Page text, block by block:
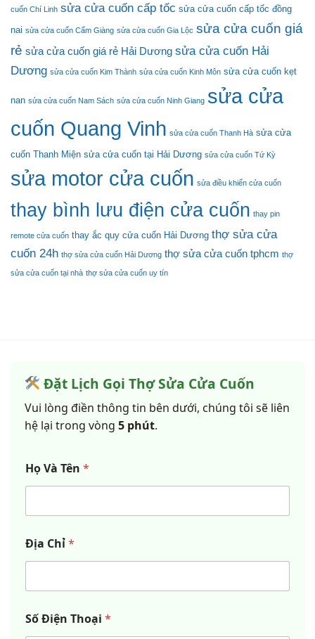
Phút
cuốn Chí Linh sửa cửa cuốn cấp tốc sửa cửa cuốn cấp tốc đồng
nai sửa cửa cuốn Cẩm Giàng sửa cửa cuốn Gia Lộc sửa cửa cuốn giá
rẻ sửa cửa cuốn giá rẻ Hải Dương sửa cửa cuốn Hải
Dương sửa cửa cuốn Kim Thành sửa cửa cuốn Kinh Môn sửa cửa cuốn kẹt
nan sửa cửa cuốn Nam Sách sửa cửa cuốn Ninh Giang sửa cửa
cuốn Quang Vinh sửa cửa cuốn Thanh Hà sửa cửa
cuốn Thanh Miện sửa cửa cuốn tại Hải Dương sửa cửa cuốn Tứ Kỳ
sửa motor cửa cuốn sửa điều khiển cửa cuốn
thay bình lưu điện cửa cuốn thay pin
remote cửa cuốn thay ắc quy cửa cuốn Hải Dương thợ sửa cửa
cuốn 24h thợ sửa cửa cuốn Hải Dương thợ sửa cửa cuốn tphcm thợ
sửa cửa cuốn tại nhà thợ sửa cửa cuốn uy tín
Đặt Lịch Gọi Thợ Sửa Cửa Cuốn
Vui lòng điền thông tin bên dưới, chúng tôi sẽ liên
hệ lại trong vòng 5 phút.
Họ Và Tên *
Địa Chỉ*
Số Điện Thoại *